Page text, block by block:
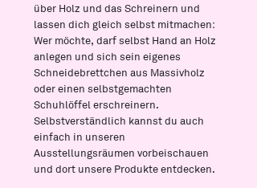
über Holz und das Schreinern und
lassen dich gleich selbst mitmachen:
Wer möchte, darf selbst Hand an Holz
anlegen und sich sein eigenes
Schneidebrettchen aus Massivholz
oder einen selbstgemachten
Schuhlöffel erschreinern.
Selbstverständlich kannst du auch
einfach in unseren
Ausstellungsräumen vorbeischauen
und dort unsere Produkte entdecken.